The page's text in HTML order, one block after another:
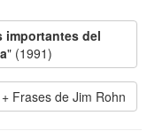
importantes del
" (1991)
Frases de Jim Rohn